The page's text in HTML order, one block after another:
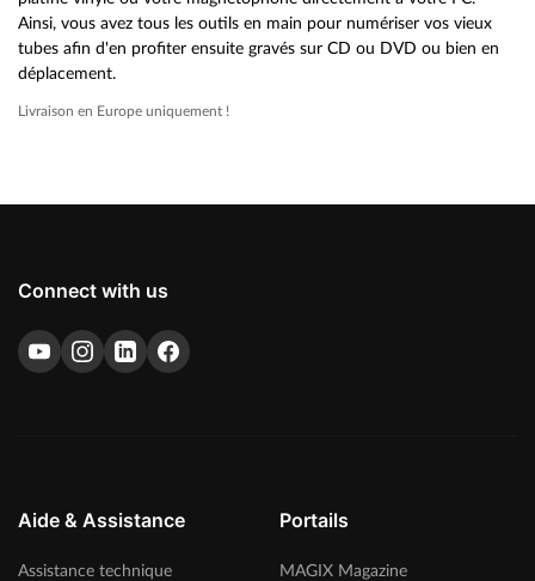
Ainsi, vous avez tous les outils en main pour numériser vos vieux
tubes afin d'en profiter ensuite gravés sur CD ou DVD ou bien en
déplacement.
Livraison en Europe uniquement !
Connect with us
Aide & Assistance
Assistance technique
Portails
MAGIX Magazine